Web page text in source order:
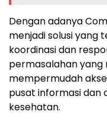
Dengan adanya
menjadi solusi yang
koordinasi dan
permasalahan yang
mempermudah
pusat informasi
kesehatan.